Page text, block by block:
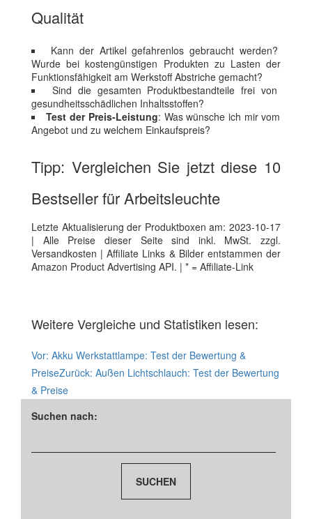
Qualität
Kann der Artikel gefahrenlos gebraucht werden?
Wurde bei kostengünstigen Produkten zu Lasten der
Funktionsfähigkeit am Werkstoff Abstriche gemacht?
Sind die gesamten Produktbestandteile frei von
gesundheitsschädlichen Inhaltsstoffen?
Test der Preis-Leistung: Was wünsche ich mir vom
Angebot und zu welchem Einkaufspreis?
Tipp: Vergleichen Sie jetzt diese 10
Bestseller für Arbeitsleuchte
Letzte Aktualisierung der Produktboxen am: 2023-10-17
| Alle Preise dieser Seite sind inkl. MwSt. zzgl.
Versandkosten | Affiliate Links & Bilder entstammen der
Amazon Product Advertising API. | * = Affiliate-Link
Weitere Vergleiche und Statistiken lesen:
Vor: Akku Werkstattlampe: Test der Bewertung &
PreiseZurück: Außen Lichtschlauch: Test der Bewertung
& Preise
Suchen nach: